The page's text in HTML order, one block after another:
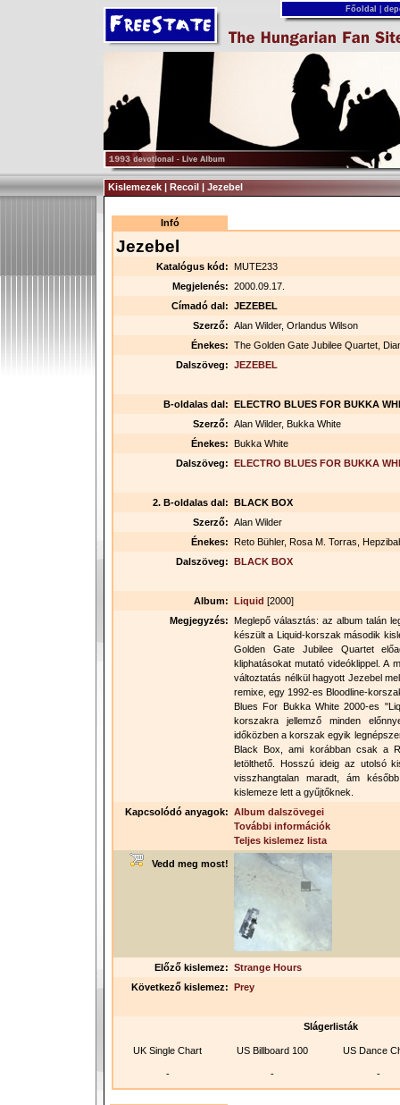
Főoldal
Kislemezek | Recoil | Jezebel
Infó
Jezebel
Katalógus kód: MUTE233
Megjelenés: 2000.09.17.
Címadó dal: JEZEBEL
Szerző: Alan Wilder, Orlandus Wilson
Énekes: The Golden Gate Jubilee Quartet,
Dalszöveg: JEZEBEL
B-oldalas dal: ELECTRO BLUES FOR BUKKA
Szerző: Alan Wilder, Bukka White
Énekes: Bukka White
Dalszöveg: ELECTRO BLUES FOR BUKKA
2. B-oldalas dal: BLACK BOX
Szerző: Alan Wilder
Énekes: Reto Bühler, Rosa M. Torras,
Dalszöveg: BLACK BOX
Album: Liquid [2000]
Megjegyzés: Meglepő választás: az album talán
készült a Liquid-korszak második
Golden Gate Jubilee Quartet
kliphatásokat mutató videóklippel. A
változtatás nélkül hagyott Jezebel
remixe, egy 1992-es Bloodline-
Blues For Bukka White 2000-es
korszakra jellemző minden
időközben a korszak egyik
Black Box, ami korábban csak a
letölthető. Hosszú ideig az utolsó
visszhangtalan maradt, ám
kislemeze lett a gyűjtőknek.
Kapcsolódó anyagok: Album dalszövegei
További információk
Teljes kislemez lista
Vedd meg most!
Előző kislemez: Strange Hours
Következő kislemez: Prey
Slágerlisták
UK Single Chart US Billboard 100 US Dance
- - -